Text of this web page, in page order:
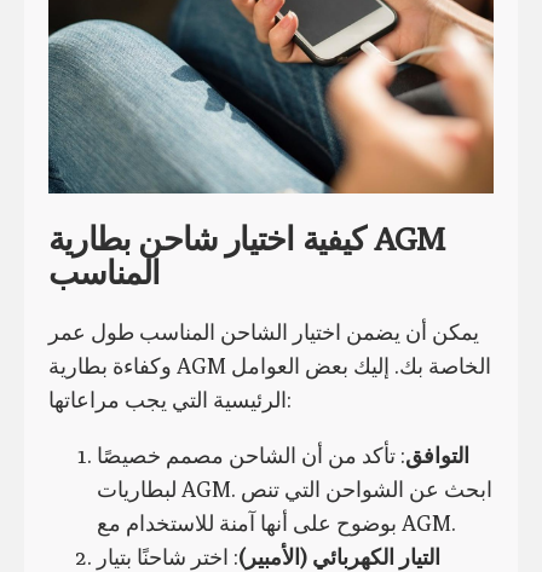
كيفية اختيار شاحن بطارية AGM
المناسب
يمكن أن يضمن اختيار الشاحن المناسب طول عمر
وكفاءة بطارية AGM الخاصة بك. إليك بعض العوامل
الرئيسية التي يجب مراعاتها:
التوافق: تأكد من أن الشاحن مصمم خصيصًا
لبطاريات AGM. ابحث عن الشواحن التي تنص
بوضوح على أنها آمنة للاستخدام مع AGM.
التيار الكهربائي (الأمبير): اختر شاحنًا بتيار